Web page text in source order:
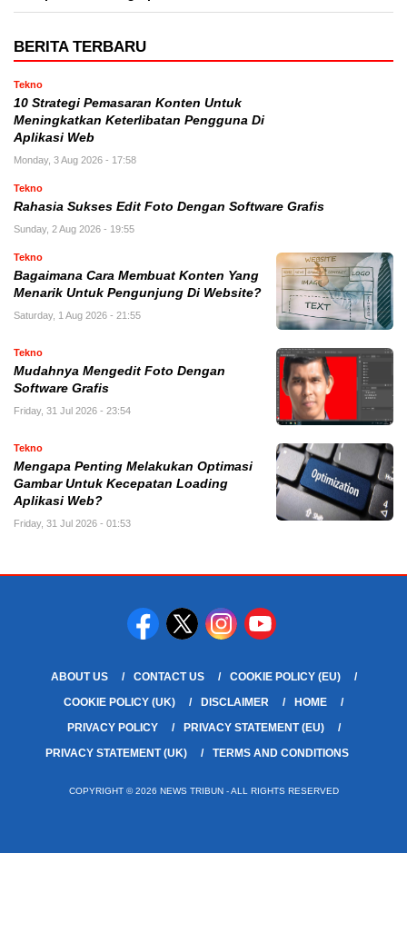
BERITA TERBARU
Tekno
10 Strategi Pemasaran Konten Untuk
Meningkatkan Keterlibatan Pengguna Di
Aplikasi Web
Monday, 3 Aug 2026 - 17:58
Tekno
Rahasia Sukses Edit Foto Dengan Software Grafis
Sunday, 2 Aug 2026 - 19:55
Tekno
Bagaimana Cara Membuat Konten Yang
Menarik Untuk Pengunjung Di Website?
Saturday, 1 Aug 2026 - 21:55
Tekno
Mudahnya Mengedit Foto Dengan
Software Grafis
Friday, 31 Jul 2026 - 23:54
Tekno
Mengapa Penting Melakukan Optimasi
Gambar Untuk Kecepatan Loading
Aplikasi Web?
Friday, 31 Jul 2026 - 01:53
ABOUT US CONTACT US
COOKIE POLICY (EU)
COOKIE POLICY (UK)
DISCLAIMER
HOME
PRIVACY POLICY
PRIVACY STATEMENT (EU)
PRIVACY STATEMENT (UK)
TERMS AND CONDITIONS
COPYRIGHT © 2026 NEWS TRIBUN - ALL RIGHTS RESERVED